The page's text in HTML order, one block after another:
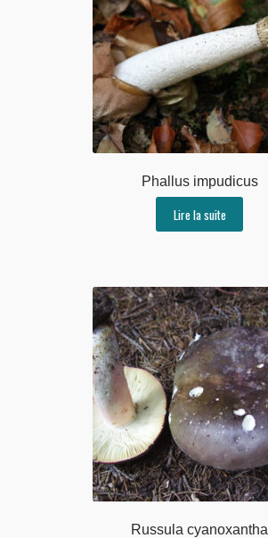
Phallus impudicus
Lire la suite
Russula cyanoxantha